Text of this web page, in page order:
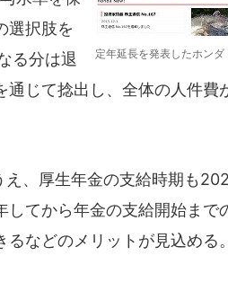
定年延長を発表したホンダ
選択肢を
る分は退
じて捻出し、全体の人件費
、厚生年金の支給時期も
てから年金の支給開始まで
などのメリットが見込める。